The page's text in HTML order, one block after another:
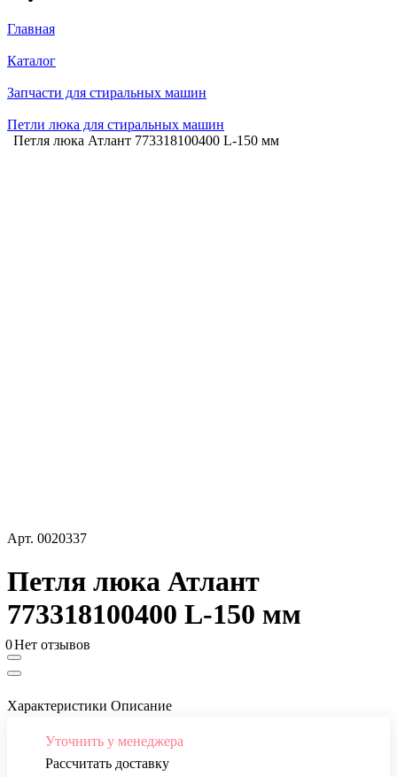
Главная
Каталог
Запчасти для стиральных машин
Петли люка для стиральных машин
Петля люка Атлант 773318100400 L-150 мм
Арт. 0020337
Петля люка Атлант
773318100400 L-150 мм
0Нет отзывов
Характеристики Описание
Уточнить у менеджера
Рассчитать доставку